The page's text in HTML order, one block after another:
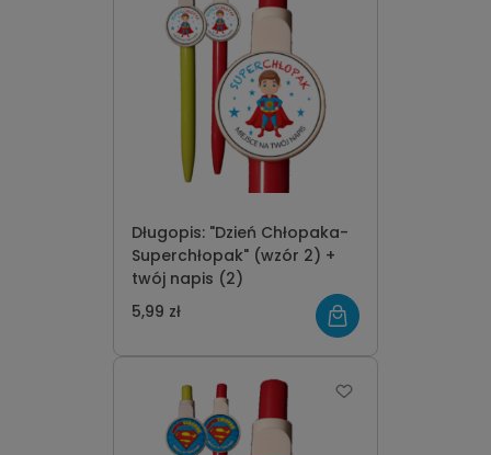
Długopis: "Dzień Chłopaka-
Superchłopak" (wzór 2) +
twój napis (2)
5,99 zł